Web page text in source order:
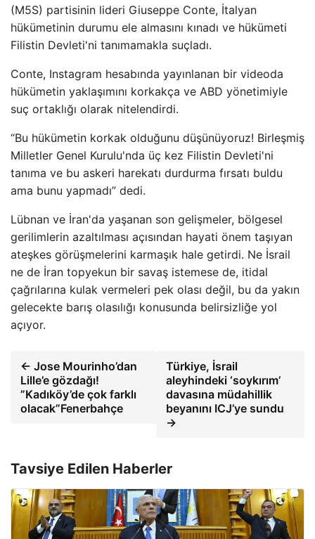
(M5S) partisinin lideri Giuseppe Conte, İtalyan
hükümetinin durumu ele almasını kınadı ve hükümeti
Filistin Devleti'ni tanımamakla suçladı.
Conte, Instagram hesabında yayınlanan bir videoda
hükümetin yaklaşımını korkakça ve ABD yönetimiyle
suç ortaklığı olarak nitelendirdi.
“Bu hükümetin korkak olduğunu düşünüyoruz! Birleşmiş
Milletler Genel Kurulu'nda üç kez Filistin Devleti'ni
tanıma ve bu askeri harekatı durdurma fırsatı buldu
ama bunu yapmadı” dedi.
Lübnan ve İran'da yaşanan son gelişmeler, bölgesel
gerilimlerin azaltılması açısından hayati önem taşıyan
ateşkes görüşmelerini karmaşık hale getirdi. Ne İsrail
ne de İran topyekun bir savaş istemese de, itidal
çağrılarına kulak vermeleri pek olası değil, bu da yakın
gelecekte barış olasılığı konusunda belirsizliğe yol
açıyor.
← Jose Mourinho’dan
Lille’e gözdağı!
”Kadıköy’de çok farklı
olacak”Fenerbahçe
Türkiye, İsrail
aleyhindeki ‘soykırım’
davasına müdahillik
beyanını ICJ’ye sundu
→
Tavsiye Edilen Haberler